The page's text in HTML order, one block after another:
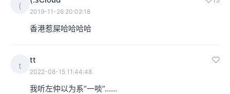
下，地面吸收了去，那粪便，一堆二堆，一粒两粒，怎么
很简单的，就在城市里面的一些地方，建立一些公厕。那
你就进来拉，进来方便，建立完公厕，你进来解决了之
(
2019-11-26 20:02:18
香港惹屎哈哈哈哈
t
tt
2022-08-15 11:44:48
我听左仲以为系“一啖”……